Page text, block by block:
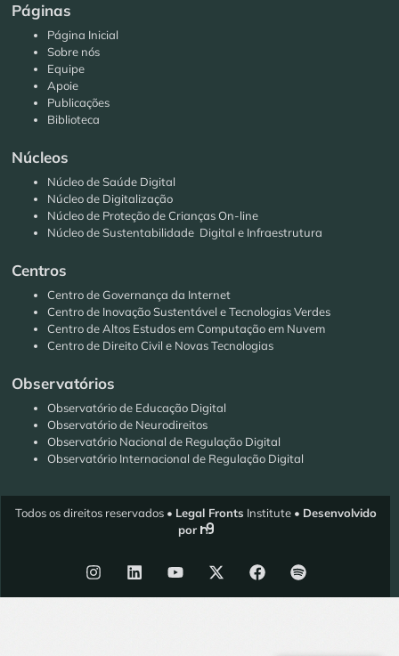
Páginas
Página Inicial
Sobre nós
Equipe
Apoie
Publicações
Biblioteca
Núcleos
Núcleo de Saúde Digital
Núcleo de Digitalização
Núcleo de Proteção de Crianças On-line
Núcleo de Sustentabilidade Digital e Infraestrutura
Centros
Centro de Governança da Internet
Centro de Inovação Sustentável e Tecnologias Verdes
Centro de Altos Estudos em Computação em Nuvem
Centro de Direito Civil e Novas Tecnologias
Observatórios
Observatório de Educação Digital
Observatório de Neurodireitos
Observatório Nacional de Regulação Digital
Observatório Internacional de Regulação Digital
Todos os direitos reservados • Legal Fronts Institute • Desenvolvido
por